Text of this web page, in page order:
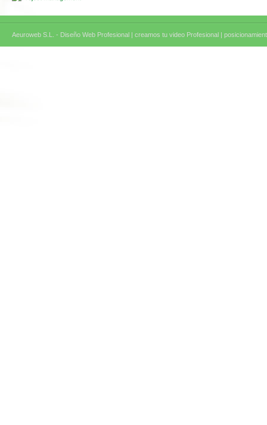
Aeuroweb S.L. - Diseño Web Profesional | creamos tu video Profesional |